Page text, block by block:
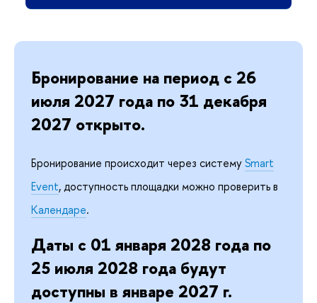
Бронирование на период с 26
июля 2027 года по 31 декабря
2027 открыто.
Бронирование происходит через системуSmart
Event, доступность площадки можно проверить в
Календаре.
Даты с 01 января 2028 года по
25 июля 2028 года будут
доступны в январе 2027 г.